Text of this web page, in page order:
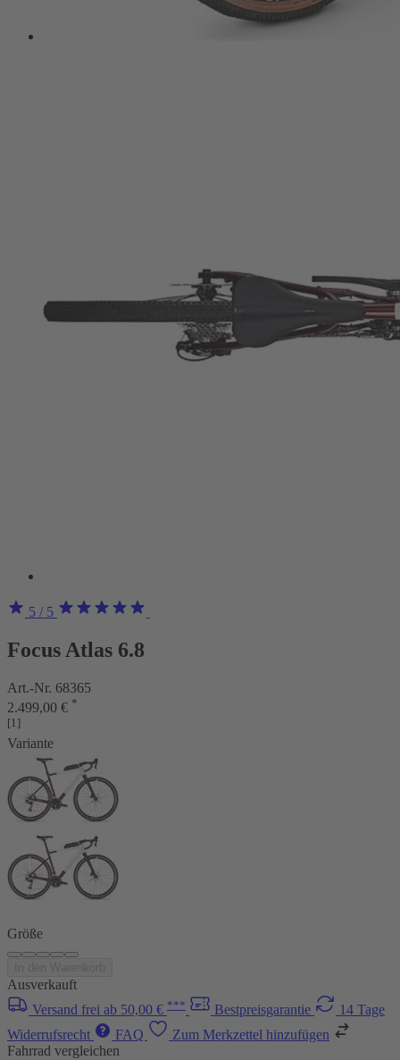
5 / 5
Focus Atlas 6.8
Art.-Nr. 68365
2.499,00 € *
[1]
Variante
Größe
Ausverkauft
Versand frei ab 50,00 € *** Bestpreisgarantie
14 Tage
Widerrufsrecht
FAQ
Zum Merkzettel hinzufügen
Fahrrad vergleichen